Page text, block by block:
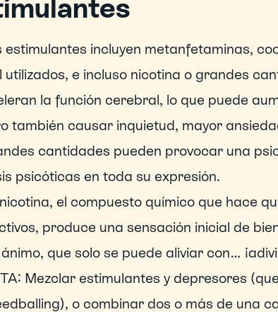
estimulantes incluyen metanfetaminas,
utilizados, e incluso nicotina o grandes
la función cerebral, lo que puede
también causar inquietud, mayor
cantidades pueden provocar una
psicóticas en toda su expresión.
el compuesto químico que hace
produce una sensación inicial de
que solo se puede aliviar con…
Mezclar estimulantes y depresores
o combinar dos o más de una